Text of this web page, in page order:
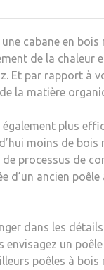
une cabane en
de la chaleur
Et par rapport à
la matière
plus
moins de
processus de
d’un ancien
dans les
envisagez un
poêles à